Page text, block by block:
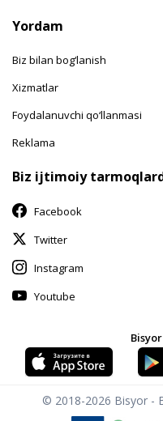
Yordam
Biz bilan bog‘lanish
Xizmatlar
Foydalanuvchi qo‘llanmasi
Reklama
Biz ijtimoiy
Facebook
Twitter
Instagram
Youtube
© 2018-2026 Bisyor -